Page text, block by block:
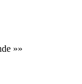
»»